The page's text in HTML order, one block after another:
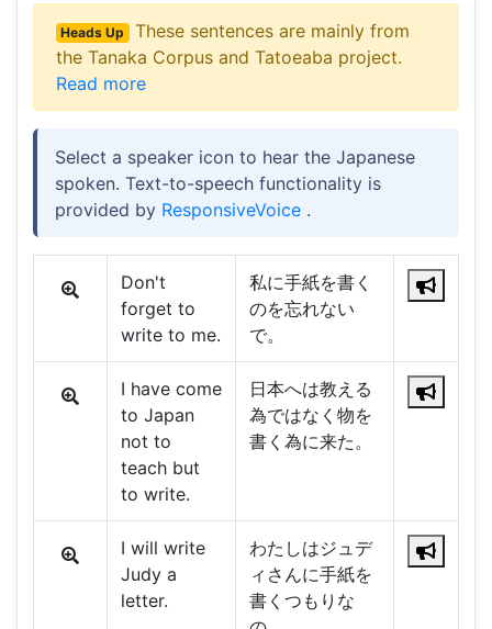
Heads Up
These sentences are mainly from
the Tanaka Corpus and Tatoeaba project.
Read more
Select a speaker icon to hear the Japanese
spoken. Text-to-speech functionality is
provided by ResponsiveVoice .
Don't
forget to
write to me.
私に手紙を書く
のを忘れない
で。
I have come
to Japan
not to
teach but
to write.
日本へは教える
為ではなく物を
書く為に来た。
I will write
Judy a
letter.
わたしはジュデ
ィさんに手紙を
書くつもりな